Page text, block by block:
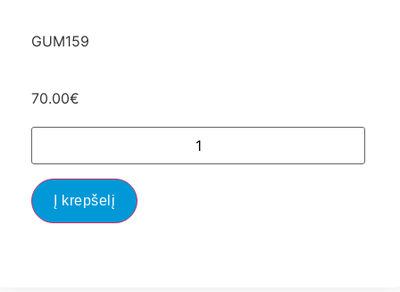
GUM159
70.00€
Į krepšelį